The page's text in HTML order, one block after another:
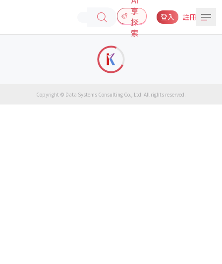
享
探
索
登入 註冊
Copyright © Data Systems Consulting Co., Ltd. All rights reserved.